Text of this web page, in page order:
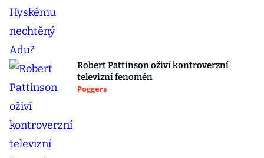
Robert Pattinson oživí kontroverzní
televizní fenomén
Poggers